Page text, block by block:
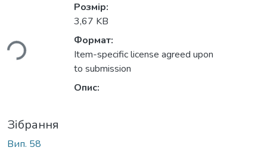
Розмір:
3,67 KB
Формат:
Item-specific license agreed upon
to submission
Опис:
Зібрання
Вип. 58